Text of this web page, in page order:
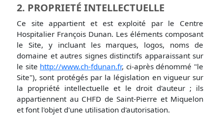
2. PROPRIETÉ INTELLECTUELLE
Ce site appartient et est exploité par le Centre
Hospitalier François Dunan. Les éléments composant
le Site, y incluant les marques, logos, noms de
domaine et autres signes distinctifs apparaissant sur
le site http://www.ch-fdunan.fr, ci-après dénommé "le
Site"), sont protégés par la législation en vigueur sur
la propriété intellectuelle et le droit d'auteur ; ils
appartiennent au CHFD de Saint-Pierre et Miquelon
et font l'objet d'une utilisation d'autorisation.